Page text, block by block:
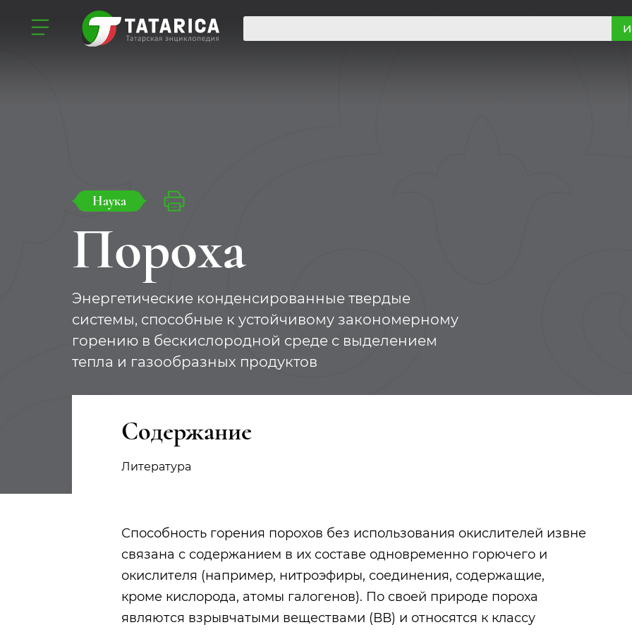
Наука
Пороха
Энергетические конденсированные твердые
системы, способные к устойчивому закономерному
горению в бескислородной среде с выделением
тепла и газообразных продуктов
Содержание
Литература
Способность горения порохов без использования окислителей извне
связана с содержанием в их составе одновременно горючего и
окислителя (например, нитроэфиры, соединения, содержащие,
кроме кислорода, атомы галогенов). По своей природе пороха
являются взрывчатыми веществами (ВВ) и относятся к классу
Солонцы
Абдуллиных
А.И.